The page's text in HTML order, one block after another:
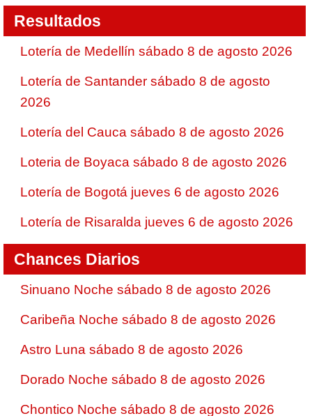
Resultados
Lotería de Medellín sábado 8 de agosto 2026
Lotería de Santander sábado 8 de agosto
2026
Lotería del Cauca sábado 8 de agosto 2026
Loteria de Boyaca sábado 8 de agosto 2026
Lotería de Bogotá jueves 6 de agosto 2026
Lotería de Risaralda jueves 6 de agosto 2026
Chances Diarios
Sinuano Noche sábado 8 de agosto 2026
Caribeña Noche sábado 8 de agosto 2026
Astro Luna sábado 8 de agosto 2026
Dorado Noche sábado 8 de agosto 2026
Chontico Noche sábado 8 de agosto 2026